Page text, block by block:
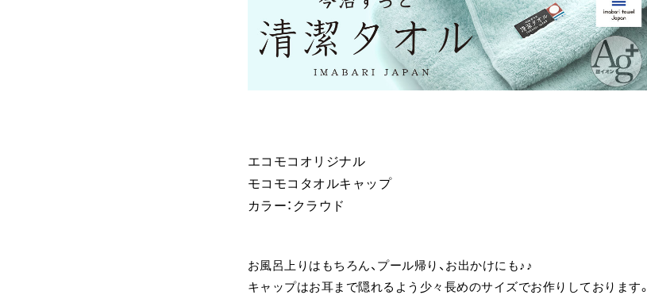
エコモコオリジナル
モコモコタオルキャップ
カラー：クラウド
お風呂上りはもちろん、プール帰り、お出かけにも♪♪
キャップはお耳まで隠れるよう少々長めのサイズでお作りしております。